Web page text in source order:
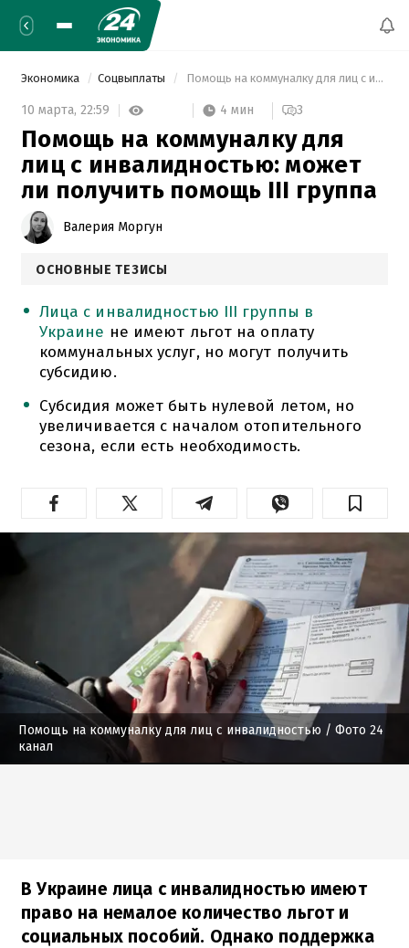
Экономика Соцвыплаты Помощь на коммуналку для лиц с инвалидностью: может ли получить помощь III группа
10 марта, 22:59 4 мин 3
Помощь на коммуналку для
лиц с инвалидностью: может
ли получить помощь III группа
Валерия Моргун
ОСНОВНЫЕ ТЕЗИСЫ
Лица с инвалидностью III группы в
Украине не имеют льгот на оплату
коммунальных услуг, но могут получить
субсидию.
Субсидия может быть нулевой летом, но
увеличивается с началом отопительного
сезона, если есть необходимость.
Помощь на коммуналку для лиц с инвалидностью / Фото 24
канал
В Украине лица с инвалидностью имеют
право на немалое количество льгот и
социальных пособий. Однако поддержка